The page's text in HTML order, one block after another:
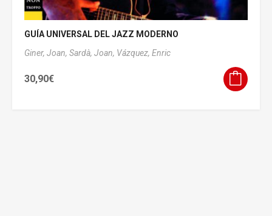
GUÍA UNIVERSAL DEL JAZZ MODERNO
Giner, Joan, Sardà, Joan, Vázquez, Enric
30,90€